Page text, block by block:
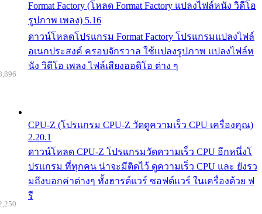
Format Factory (โหลด Format Factory แปลงไฟล์หนัง วิดีโอ
รูปภาพ เพลง) 5.16
ดาวน์โหลดโปรแกรม Format Factory โปรแกรมแปลงไฟล์
อเนกประสงค์ ครอบจักรวาล ใช้แปลงรูปภาพ แปลงไฟล์ห
นัง วิดีโอ เพลง ไฟล์เสียงออดิโอ ต่าง ๆ
CPU-Z (โปรแกรม CPU-Z วัดดูความเร็ว CPU เครื่องคุณ)
2.20.1
ดาวน์โหลด CPU-Z โปรแกรมวัดความเร็ว CPU อีกหนึ่งโ
ปรแกรม ที่ทุกคน น่าจะมีติดไว้ ดูความเร็ว CPU และ ยังรว
มถึงบอกค่าต่างๆ ทั้งฮารด์แวร์ ซอฟต์แวร์ ในเครื่องด้วย ฟ
รี